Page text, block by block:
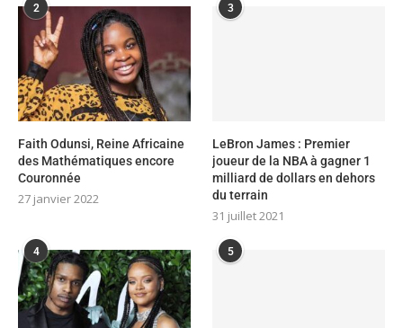
2
Faith Odunsi, Reine Africaine
des Mathématiques encore
Couronnée
27 janvier 2022
3
LeBron James : Premier
joueur de la NBA à gagner 1
milliard de dollars en dehors
du terrain
31 juillet 2021
4 5